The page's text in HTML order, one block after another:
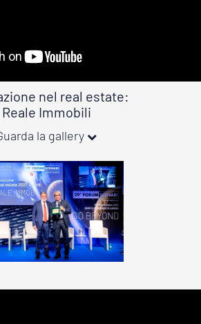
nel real estate:
Reale Immobili
la gallery